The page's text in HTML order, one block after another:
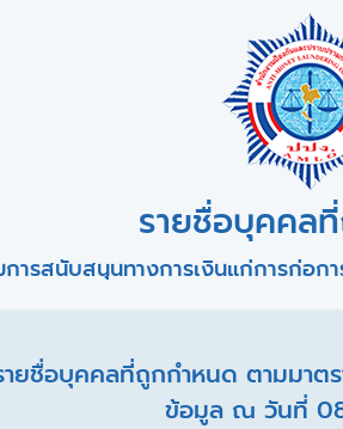
รายชื่อบุคคล
ารสนับสนุนทางการเงินแก่การก่อ
ยชื่อบุคคลที่ถูกกำหนด ตามมาต
ข้อมูล ณ วันที่